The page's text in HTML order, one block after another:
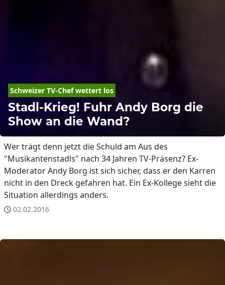
Schweizer TV-Chef wettert los
Stadl-Krieg! Fuhr Andy Borg die
Show an die Wand?
Wer trägt denn jetzt die Schuld am Aus des
"Musikantenstadls" nach 34 Jahren TV-Präsenz? Ex-
Moderator Andy Borg ist sich sicher, dass er den Karren
nicht in den Dreck gefahren hat. Ein Ex-Kollege sieht die
Situation allerdings anders.
02.02.2016